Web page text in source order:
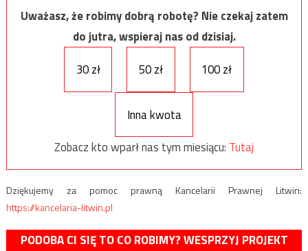
Uważasz, że robimy dobrą robotę? Nie czekaj zatem
do jutra, wspieraj nas od dzisiaj.
30 zł
50 zł 100 zł
Inna kwota
Zobacz kto wparł nas tym miesiącu: Tutaj
Dziękujemy za pomoc prawną Kancelarii Prawnej Litwin:
https://kancelaria-litwin.pl
PODOBA CI SIĘ TO CO ROBIMY? WESPRZYJ PROJEKT